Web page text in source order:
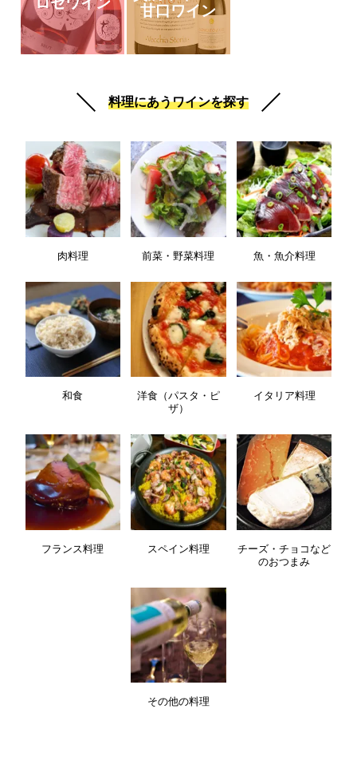
甘口ワイン
料理にあうワインを探す
肉料理 前菜・野菜料理 魚・魚介料理
和食
洋食（パスタ・ピ
ザ）
イタリア料理
フランス料理 スペイン料理
チーズ・チョコなど
のおつまみ
その他の料理